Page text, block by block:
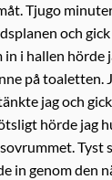
Tjugo
och
in i hallen hörde
på toaletten.
jag och
hörde jag
Tyst
in genom den